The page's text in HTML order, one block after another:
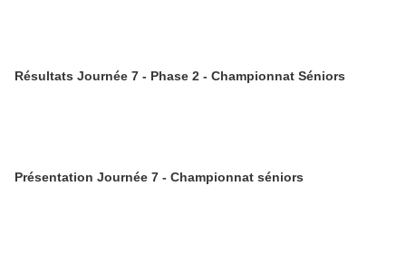
Résultats Journée 7 - Phase 2 - Championnat Séniors
Présentation Journée 7 - Championnat séniors